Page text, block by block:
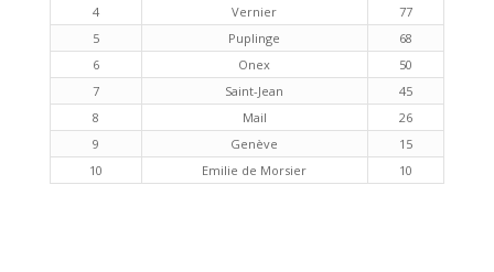
4
Vernier
77
5
Puplinge
68
6
Onex
50
7
Saint-Jean
45
8
Mail
26
9
Genève
15
10
Emilie de Morsier 10